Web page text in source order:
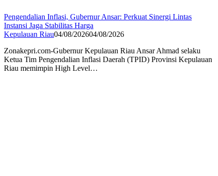
Pengendalian Inflasi, Gubernur Ansar: Perkuat Sinergi Lintas
Instansi Jaga Stabilitas Harga
Kepulauan Riau04/08/202604/08/2026
Zonakepri.com-Gubernur Kepulauan Riau Ansar Ahmad selaku
Ketua Tim Pengendalian Inflasi Daerah (TPID) Provinsi Kepulauan
Riau memimpin High Level…